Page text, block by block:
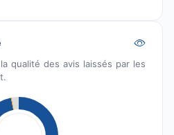
qualité des avis laissés par les